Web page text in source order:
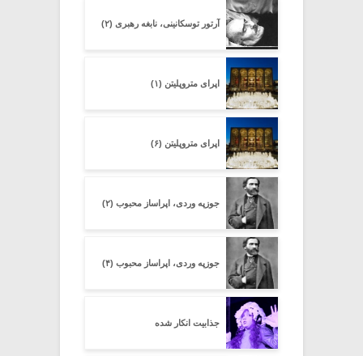
آرتور توسکانینی، نابغه رهبری (۲)
اپرای متروپلیتن (۱)
اپرای متروپلیتن (۶)
جوزپه وردی، اپراساز محبوب (۲)
جوزپه وردی، اپراساز محبوب (۴)
جذابیت انکار شده